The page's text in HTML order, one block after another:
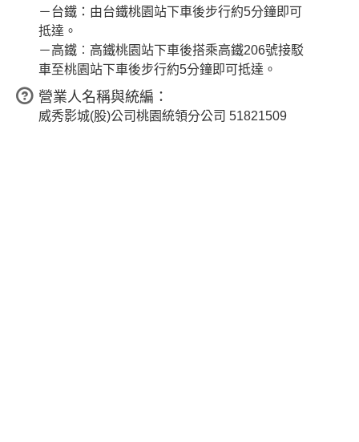
－台鐵：由台鐵桃園站下車後步行約5分鐘即可
抵達。
－高鐵︰高鐵桃園站下車後搭乘高鐵206號接駁
車至桃園站下車後步行約5分鐘即可抵達。
營業人名稱與統編：
威秀影城(股)公司桃園統領分公司 51821509